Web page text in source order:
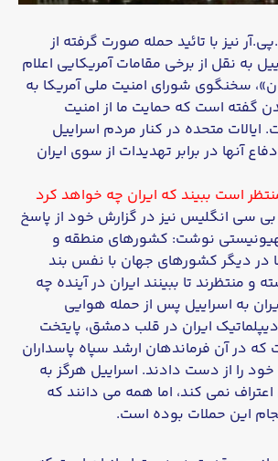
نیز با تائید حمله صورت گرفته از
به نقل از برخی مقامات آمریکایی اعلام
سخنگوی شورای امنیت ملی آمریکا به
گفته است که حمایت ما از امنیت
ایالات متحده در کنار مردم اسراییل
آنها در برابر تهدیدات از سوی ایران
است ببیند که ایران چه خواهد کرد
سی انگلیس نیز در گزارش خود از پاسخ
نوشت: کشورهای منطقه و
در دیگر کشورهای جهان با نفس بند
و منتظرند تا ببینند ایران در آینده چه
به اسراییل پس از حمله هوایی
ایران در قلب دمشق، پایتخت
در آن فرماندهان ارشد سپاه پاسداران
خود را از دست دادند. اسراییل هرگز به
نمی کند، اما همه می دانند که
این حملات بوده است.